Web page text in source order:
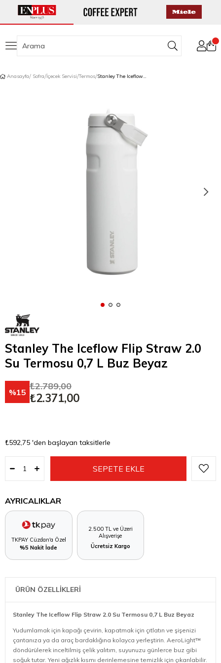
Anasayfa Sofra İçecek Servisi Termos Stanley The Iceflow Flip Straw 2.0 Su Termosu 0,7 L Buz Beyaz
Stanley The Iceflow Flip Straw 2.0
Su Termosu 0,7 L Buz Beyaz
15
₺2.789,00
₺2.371,00
₺592,75 'den başlayan taksitlerle
AYRICALIKLAR
TKPAY Cüzdan'a Özel
%5 Nakit İade
2.500 TL ve Üzeri
Alışverişe
Ücretsiz Kargo
ÜRÜN ÖZELLİKLERİ
Stanley The Iceflow Flip Straw 2.0 Su Termosu 0,7 L Buz Beyaz
Yudumlamak için kapağı çevirin, kapatmak için çıtlatın ve şişenizi
çantanıza ya da araç bardaklığına kolayca yerleştirin. AeroLight™
döndürülerek inceltilmiş çelik yalıtım, suyunuzu günlerce buz gibi
soğuk tutar. Yeni ağızlık kısmı derinlemesine temizlik için çıkarılabilir.